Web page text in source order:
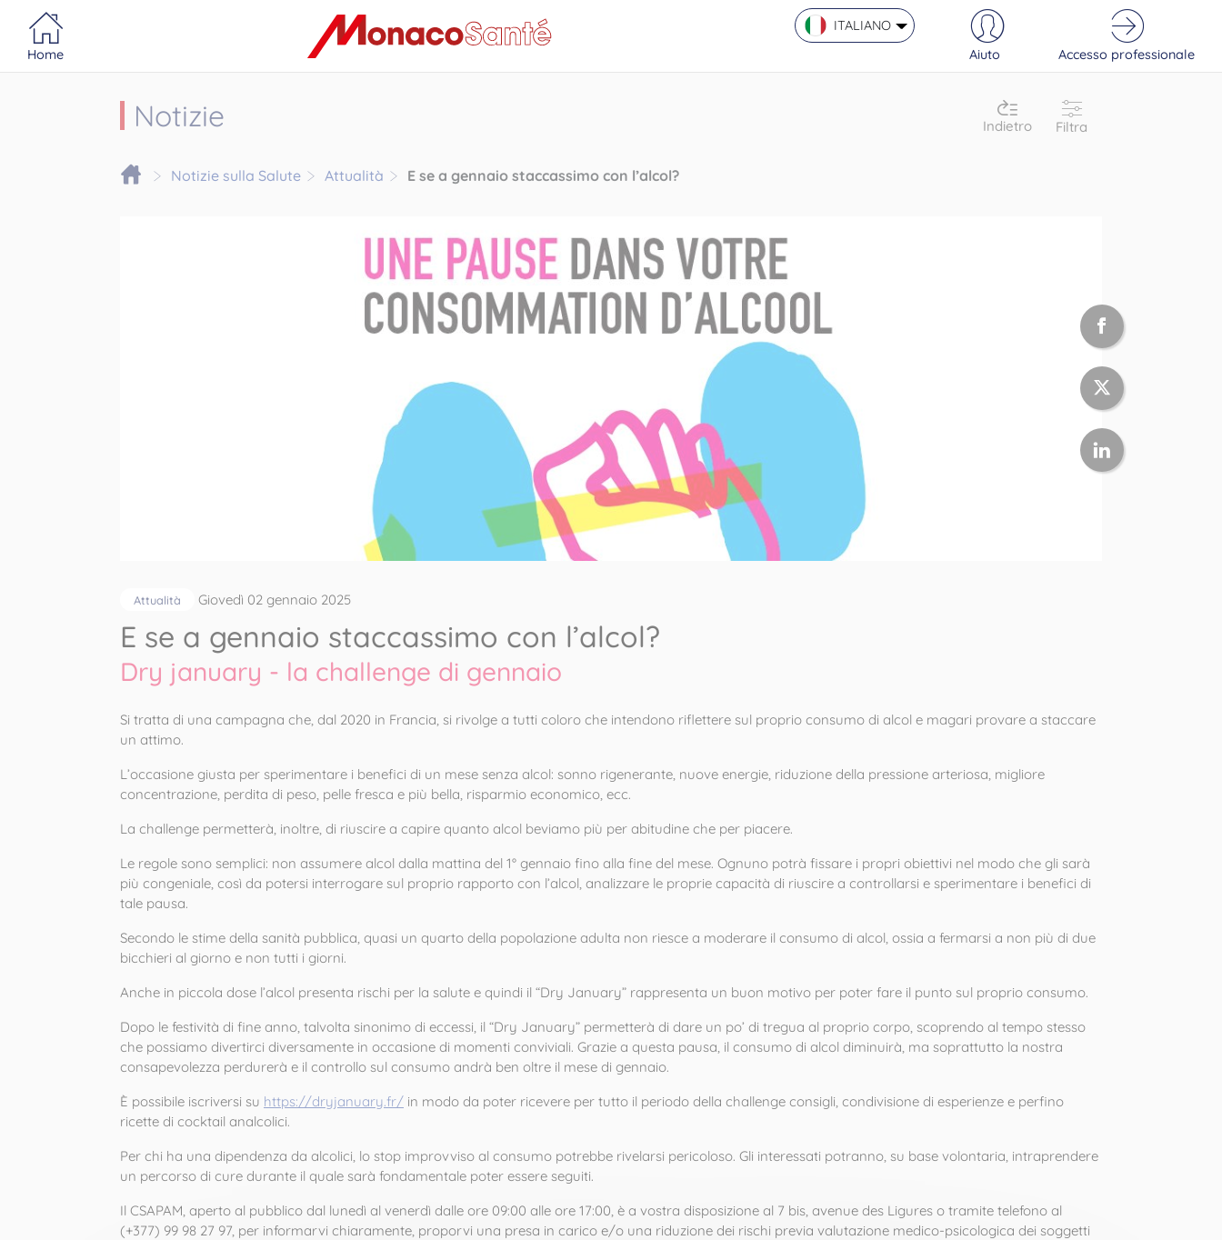
Home
Portail MonacoSante
ITALIANO
Aiuto
Accesso professionale
Notizie Indietro Filtra
Notizie sulla Salute Attualità E se a gennaio staccassimo con l’alcol?
Attualità Giovedì 02 gennaio 2025
E se a gennaio staccassimo con l’alcol?
Dry january - la challenge di gennaio
Si tratta di una campagna che, dal 2020 in Francia, si rivolge a tutti coloro che intendono riflettere sul proprio consumo di alcol e magari provare a staccare
un attimo.
L’occasione giusta per sperimentare i benefici di un mese senza alcol: sonno rigenerante, nuove energie, riduzione della pressione arteriosa, migliore
concentrazione, perdita di peso, pelle fresca e più bella, risparmio economico, ecc.
La challenge permetterà, inoltre, di riuscire a capire quanto alcol beviamo più per abitudine che per piacere.
Le regole sono semplici: non assumere alcol dalla mattina del 1° gennaio fino alla fine del mese. Ognuno potrà fissare i propri obiettivi nel modo che gli sarà
più congeniale, così da potersi interrogare sul proprio rapporto con l’alcol, analizzare le proprie capacità di riuscire a controllarsi e sperimentare i benefici di
tale pausa.
Secondo le stime della sanità pubblica, quasi un quarto della popolazione adulta non riesce a moderare il consumo di alcol, ossia a fermarsi a non più di due
bicchieri al giorno e non tutti i giorni.
Anche in piccola dose l’alcol presenta rischi per la salute e quindi il “Dry January” rappresenta un buon motivo per poter fare il punto sul proprio consumo.
Dopo le festività di fine anno, talvolta sinonimo di eccessi, il “Dry January” permetterà di dare un po’ di tregua al proprio corpo, scoprendo al tempo stesso
che possiamo divertirci diversamente in occasione di momenti conviviali. Grazie a questa pausa, il consumo di alcol diminuirà, ma soprattutto la nostra
consapevolezza perdurerà e il controllo sul consumo andrà ben oltre il mese di gennaio.
È possibile iscriversi su https://dryjanuary.fr/ in modo da poter ricevere per tutto il periodo della challenge consigli, condivisione di esperienze e perfino
ricette di cocktail analcolici.
Per chi ha una dipendenza da alcolici, lo stop improvviso al consumo potrebbe rivelarsi pericoloso. Gli interessati potranno, su base volontaria, intraprendere
un percorso di cure durante il quale sarà fondamentale poter essere seguiti.
Il CSAPAM, aperto al pubblico dal lunedì al venerdì dalle ore 09:00 alle ore 17:00, è a vostra disposizione al 7 bis, avenue des Ligures o tramite telefono al
(+377) 99 98 27 97, per informarvi chiaramente, proporvi una presa in carico e/o una riduzione dei rischi previa valutazione medico-psicologica dei soggetti
Pannello di gestione dei cookie